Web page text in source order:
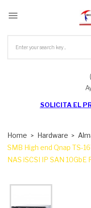

SOLICITA EL
Home Hardware
SMB High end Qnap TS-
NAS iSCSI IP SAN 10GbE